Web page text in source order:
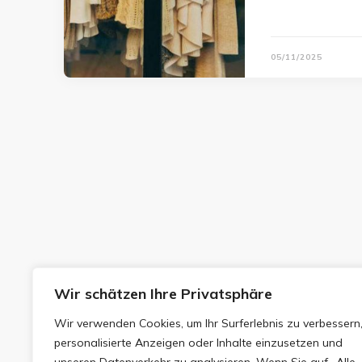
Wir schätzen Ihre Privatsphäre
Wir verwenden Cookies, um Ihr Surferlebnis zu verbessern,
personalisierte Anzeigen oder Inhalte einzusetzen und
05/11/2025